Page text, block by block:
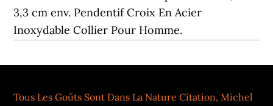
Tous Les Goûts Sont Dans La Nature Citation,Michel